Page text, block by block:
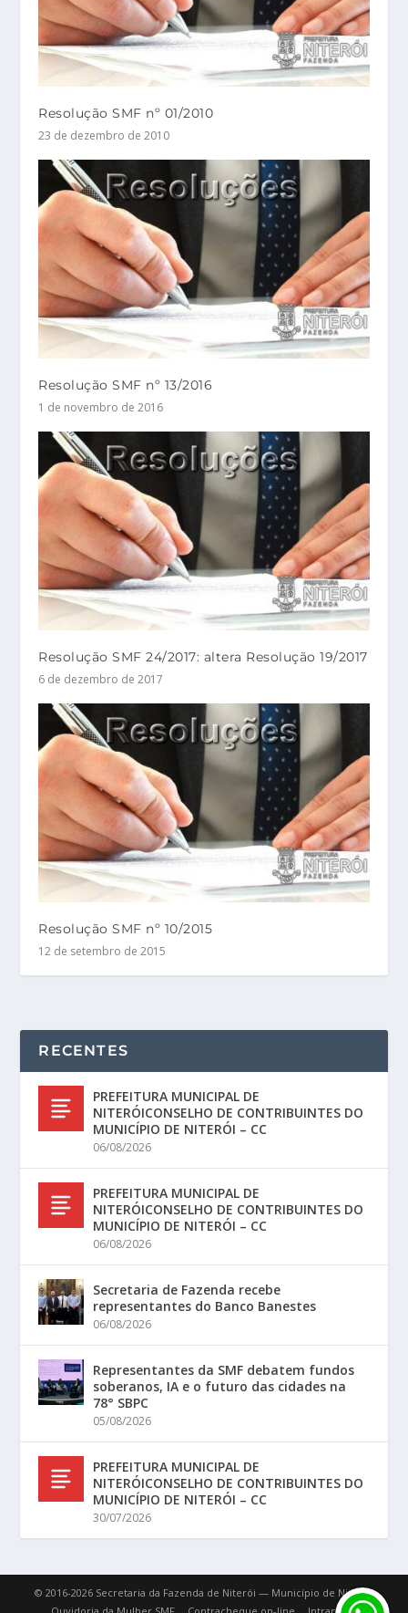
Resolução SMF nº 01/2010
23 de dezembro de 2010
Resolução SMF nº 13/2016
1 de novembro de 2016
Resolução SMF 24/2017: altera Resolução 19/2017
6 de dezembro de 2017
Resolução SMF nº 10/2015
12 de setembro de 2015
RECENTES
PREFEITURA MUNICIPAL DE
NITERÓICONSELHO DE CONTRIBUINTES DO
MUNICÍPIO DE NITERÓI – CC
06/08/2026
PREFEITURA MUNICIPAL DE
NITERÓICONSELHO DE CONTRIBUINTES DO
MUNICÍPIO DE NITERÓI – CC
06/08/2026
Secretaria de Fazenda recebe
representantes do Banco Banestes
06/08/2026
Representantes da SMF debatem fundos
soberanos, IA e o futuro das cidades na
78° SBPC
05/08/2026
PREFEITURA MUNICIPAL DE
NITERÓICONSELHO DE CONTRIBUINTES DO
MUNICÍPIO DE NITERÓI – CC
30/07/2026
© 2016-2026 Secretaria da Fazenda de Niterói — Município de Niterói.